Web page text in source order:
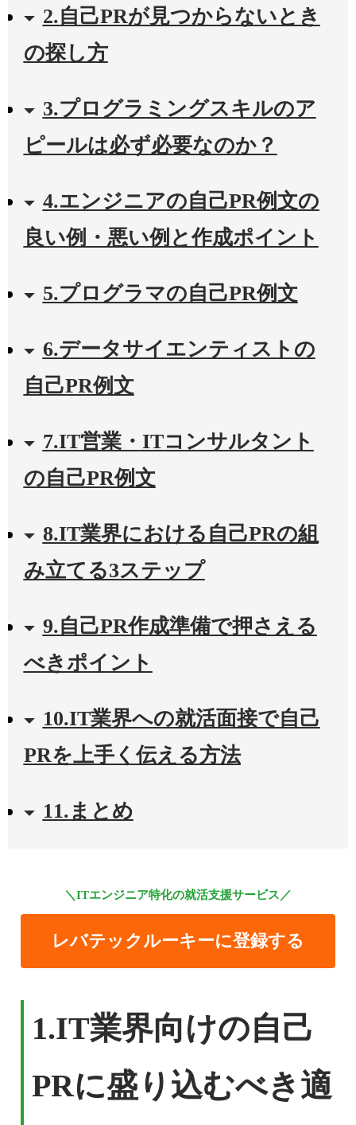
2.自己PRが見つからないとき
の探し方
3.プログラミングスキルのア
ピールは必ず必要なのか？
4.エンジニアの自己PR例文の
良い例・悪い例と作成ポイント
5.プログラマの自己PR例文
6.データサイエンティストの
自己PR例文
7.IT営業・ITコンサルタント
の自己PR例文
8.IT業界における自己PRの組
み立てる3ステップ
9.自己PR作成準備で押さえる
べきポイント
10.IT業界への就活面接で自己
PRを上手く伝える方法
11.まとめ
＼ITエンジニア特化の就活支援サービス／
レバテックルーキーに登録する
1.IT業界向けの自己
PRに盛り込むべき適